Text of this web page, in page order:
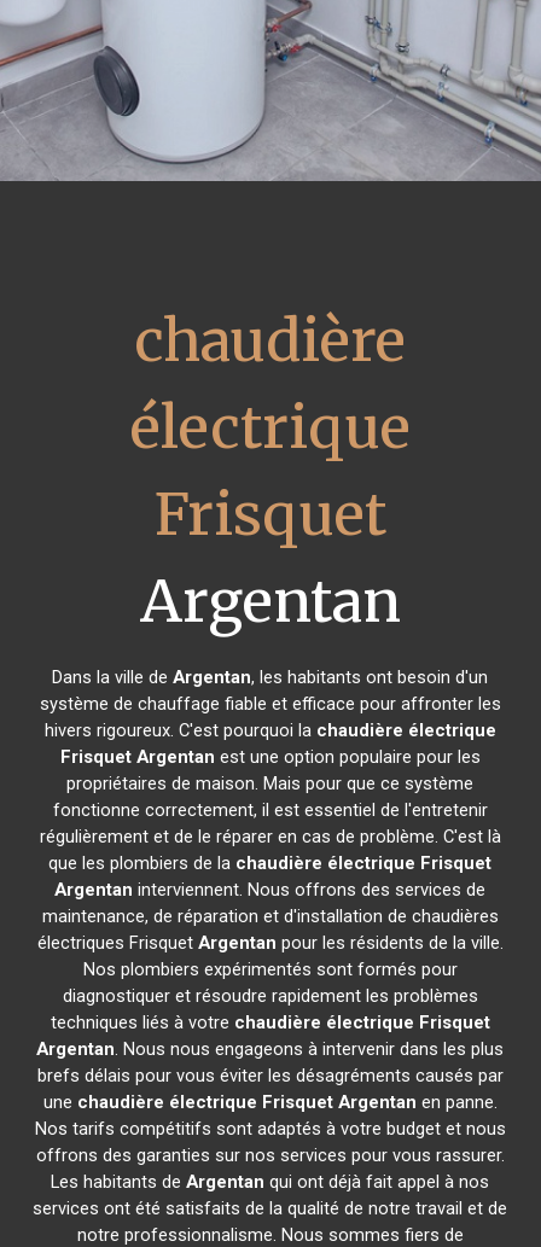
chaudière
électrique
Frisquet
Argentan
Dans la ville deArgentan, les habitants ont besoin d'un
système de chauffage fiable et efficace pour affronter les
hivers rigoureux. C'est pourquoi la chaudière électrique
Frisquet Argentan est une option populaire pour les
propriétaires de maison. Mais pour que ce système
fonctionne correctement, il est essentiel de l'entretenir
régulièrement et de le réparer en cas de problème. C'est là
que les plombiers de la chaudière électrique Frisquet
Argentan interviennent. Nous offrons des services de
maintenance, de réparation et d'installation de chaudières
électriques Frisquet Argentan pour les résidents de la ville.
Nos plombiers expérimentés sont formés pour
diagnostiquer et résoudre rapidement les problèmes
techniques liés à votre chaudière électrique Frisquet
Argentan. Nous nous engageons à intervenir dans les plus
brefs délais pour vous éviter les désagréments causés par
une chaudière électrique Frisquet Argentan en panne.
Nos tarifs compétitifs sont adaptés à votre budget et nous
offrons des garanties sur nos services pour vous rassurer.
Les habitants deArgentan qui ont déjà fait appel à nos
services ont été satisfaits de la qualité de notre travail et de
notre professionnalisme. Nous sommes fiers de